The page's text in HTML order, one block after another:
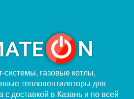
системы, газовые котлы,
тепловентиляторы для
доставкой в Казань и по всей